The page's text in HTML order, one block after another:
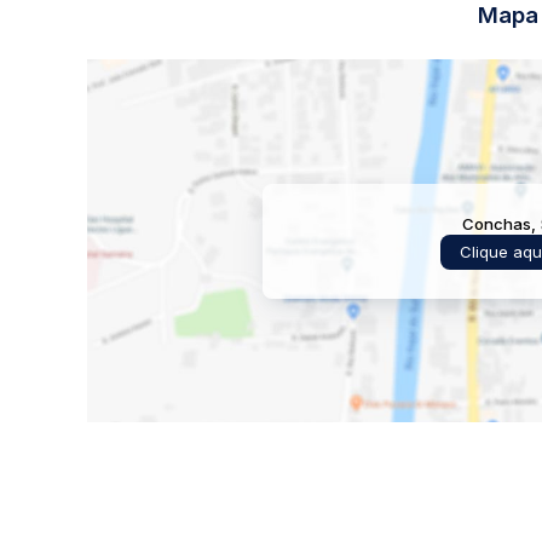
V2F IMÓVEIS
ONDE SEUS SONHOS GANHAM UM LAR SEGURO
Conchas
Clique